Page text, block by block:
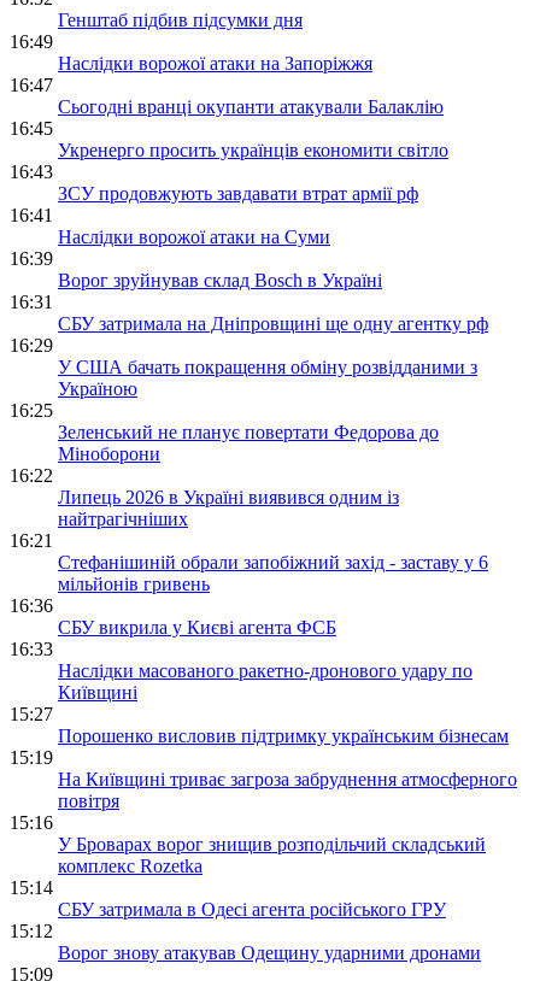
Генштаб підбив підсумки дня
16:49
Наслідки ворожої атаки на Запоріжжя
16:47
Сьогодні вранці окупанти атакували Балаклію
16:45
Укренерго просить українців економити світло
16:43
ЗСУ продовжують завдавати втрат армії рф
16:41
Наслідки ворожої атаки на Суми
16:39
Ворог зруйнував склад Bosch в Україні
16:31
СБУ затримала на Дніпровщині ще одну агентку рф
16:29
У США бачать покращення обміну розвідданими з
Україною
16:25
Зеленський не планує повертати Федорова до
Міноборони
16:22
Липець 2026 в Україні виявився одним із
найтрагічніших
16:21
Стефанішиній обрали запобіжний захід - заставу у 6
мільйонів гривень
16:36
СБУ викрила у Києві агента ФСБ
16:33
Наслідки масованого ракетно-дронового удару по
Київщині
15:27
Порошенко висловив підтримку українським бізнесам
15:19
На Київщині триває загроза забруднення атмосферного
повітря
15:16
У Броварах ворог знищив розподільчий складський
комплекс Rozetka
15:14
СБУ затримала в Одесі агента російського ГРУ
15:12
Ворог знову атакував Одещину ударними дронами
15:09